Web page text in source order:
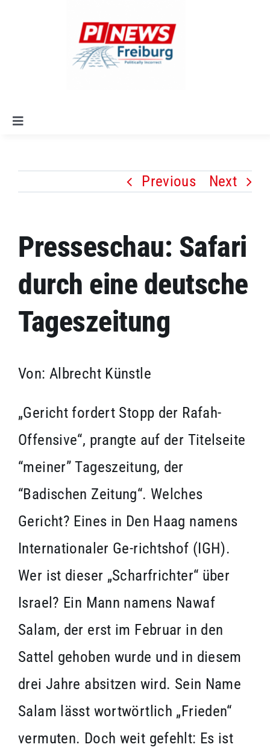
Toggle
Alle Artikel
Leitlinien
Kontakt
Impressum
Previous Next
Presseschau: Safari
durch eine deutsche
Tageszeitung
Von: Albrecht Künstle
„Gericht fordert Stopp der Rafah-
Offensive“, prangte auf der Titelseite
“meiner” Tageszeitung, der
“Badischen Zeitung“. Welches
Gericht? Eines in Den Haag namens
Internationaler Ge-richtshof (IGH).
Wer ist dieser „Scharfrichter“ über
Israel? Ein Mann namens Nawaf
Salam, der erst im Februar in den
Sattel gehoben wurde und in diesem
drei Jahre absitzen wird. Sein Name
Salam lässt wortwörtlich „Frieden“
vermuten. Doch weit gefehlt: Es ist